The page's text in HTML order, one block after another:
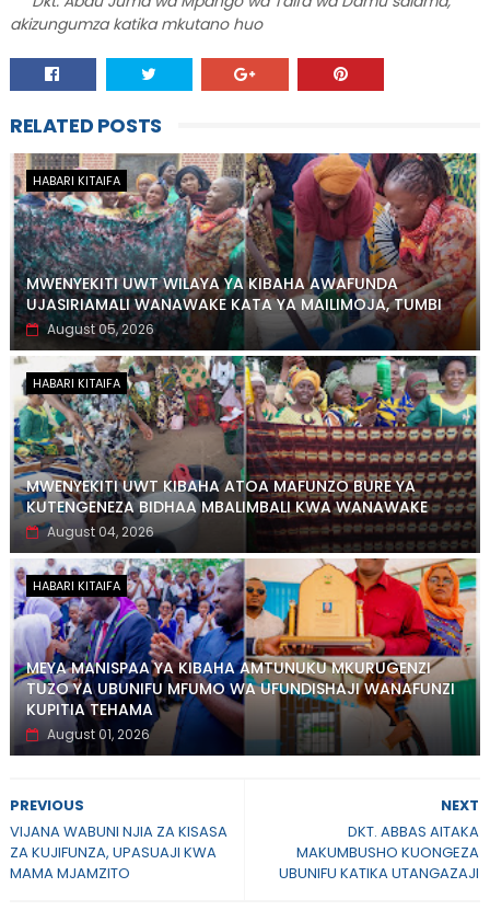
akizungumza katika mkutano huo
RELATED POSTS
HABARI KITAIFA
MWENYEKITI UWT WILAYA YA KIBAHA AWAFUNDA
UJASIRIAMALI WANAWAKE KATA YA MAILIMOJA, TUMBI
August 05, 2026
HABARI KITAIFA
MWENYEKITI UWT KIBAHA ATOA MAFUNZO BURE YA
KUTENGENEZA BIDHAA MBALIMBALI KWA WANAWAKE
August 04, 2026
HABARI KITAIFA
MEYA MANISPAA YA KIBAHA AMTUNUKU MKURUGENZI
TUZO YA UBUNIFU MFUMO WA UFUNDISHAJI WANAFUNZI
KUPITIA TEHAMA
August 01, 2026
NEXT
DKT. ABBAS AITAKA
MAKUMBUSHO KUONGEZA
UBUNIFU KATIKA UTANGAZAJI
PREVIOUS
VIJANA WABUNI NJIA ZA KISASA
ZA KUJIFUNZA, UPASUAJI KWA
MAMA MJAMZITO